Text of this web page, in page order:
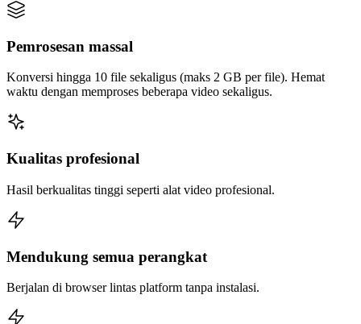
Pemrosesan massal
Konversi hingga 10 file sekaligus (maks 2 GB per file). Hemat
waktu dengan memproses beberapa video sekaligus.
Kualitas profesional
Hasil berkualitas tinggi seperti alat video profesional.
Mendukung semua perangkat
Berjalan di browser lintas platform tanpa instalasi.